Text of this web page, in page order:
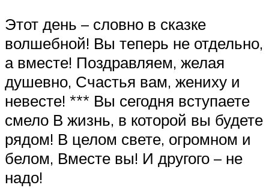
Этот день – словно в сказке
волшебной! Вы теперь не отдельно,
а вместе! Поздравляем, желая
душевно, Счастья вам, жениху и
невесте! *** Вы сегодня вступаете
смело В жизнь, в которой вы будете
рядом! В целом свете, огромном и
белом, Вместе вы! И другого – не
надо!